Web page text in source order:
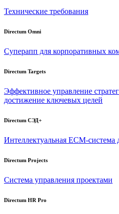
Технические требования
Directum Omni
Суперапп для корпоративных
Directum Targets
Эффективное управление
достижение ключевых целей
Directum СЭД+
Интеллектуальная ECM-система
Directum Projects
Система управления проектами
Directum HR Pro